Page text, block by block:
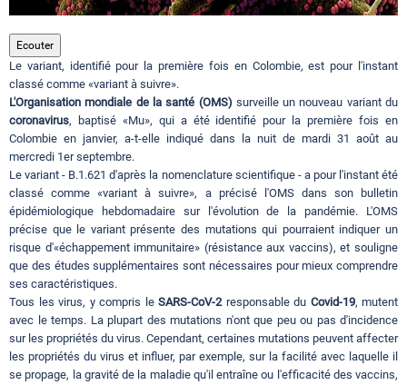
Evenements
Contact
Ecouter
Le variant, identifié pour la première fois en Colombie, est pour l'instant
classé comme «variant à suivre».
L'Organisation mondiale de la santé (OMS) surveille un nouveau variant du
coronavirus, baptisé «Mu», qui a été identifié pour la première fois en
Colombie en janvier, a-t-elle indiqué dans la nuit de mardi 31 août au
mercredi 1er septembre.
Le variant - B.1.621 d'après la nomenclature scientifique - a pour l'instant été
classé comme «variant à suivre», a précisé l'OMS dans son bulletin
épidémiologique hebdomadaire sur l'évolution de la pandémie. L'OMS
précise que le variant présente des mutations qui pourraient indiquer un
risque d'«échappement immunitaire» (résistance aux vaccins), et souligne
que des études supplémentaires sont nécessaires pour mieux comprendre
ses caractéristiques.
Tous les virus, y compris le SARS-CoV-2responsable du Covid-19, mutent
avec le temps. La plupart des mutations n'ont que peu ou pas d'incidence
sur les propriétés du virus. Cependant, certaines mutations peuvent affecter
les propriétés du virus et influer, par exemple, sur la facilité avec laquelle il
se propage, la gravité de la maladie qu'il entraîne ou l'efficacité des vaccins,